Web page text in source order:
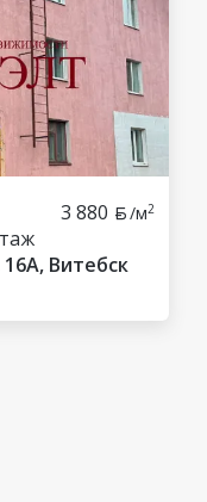
3 880 /м2
Витебск